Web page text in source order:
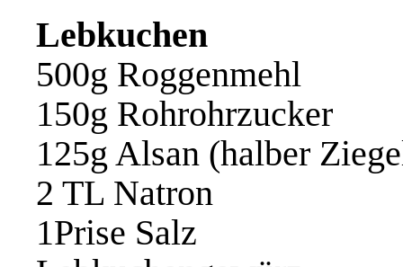
Lebkuchen
500g Roggenmehl
150g Rohrohrzucker
125g Alsan (halber
2 TL Natron
1Prise Salz